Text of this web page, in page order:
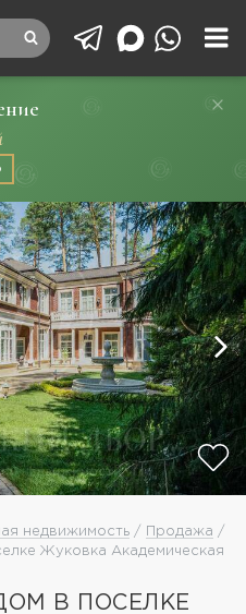
недвижимость / Продажа /
Жуковка Академическая
В ПОСЕЛКЕ